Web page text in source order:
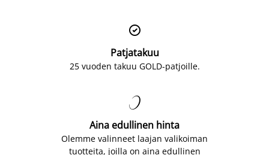

Patjatakuu
25 vuoden takuu GOLD-patjoille.

Aina edullinen hinta
Olemme valinneet laajan valikoiman
tuotteita, joilla on aina edullinen